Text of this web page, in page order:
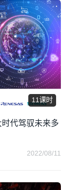
11课时
代驾驭未来多
2022/08/11